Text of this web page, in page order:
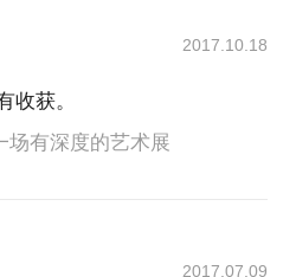
2017.10.18
收获。
场有深度的艺术展
2017.07.09